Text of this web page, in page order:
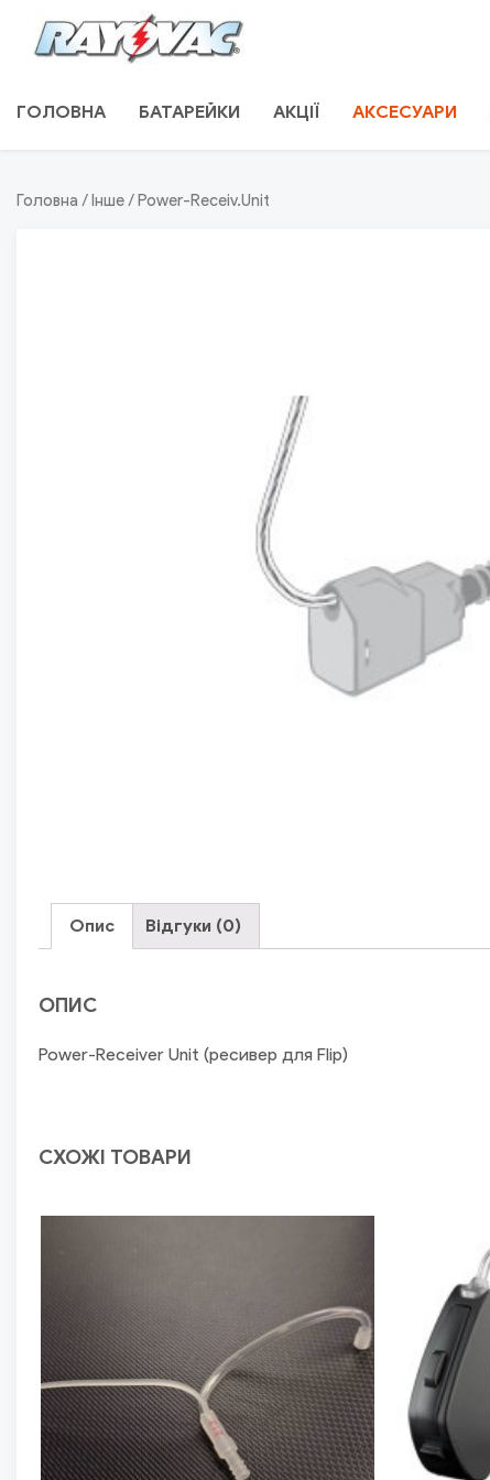
RAYOVAC.COM.UA
ГОЛОВНА БАТАРЕЙКИ АКЦІЇ АКСЕСУАРИ
Головна /Інше/ Power-Receiv.Unit
Опис Відгуки (0)
ОПИС
Power-Receiver Unit (ресивер для Flip)
СХОЖІ ТОВАРИ